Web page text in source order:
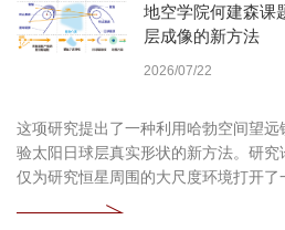
地空学院何建森课
层成像的新方法
2026/07/22
这项研究提出了一种利用哈勃空间望
验太阳日球层真实形状的新方法。研
仅为研究恒星周围的大尺度环境打开
我们更加深入地认识自身所处的太阳系